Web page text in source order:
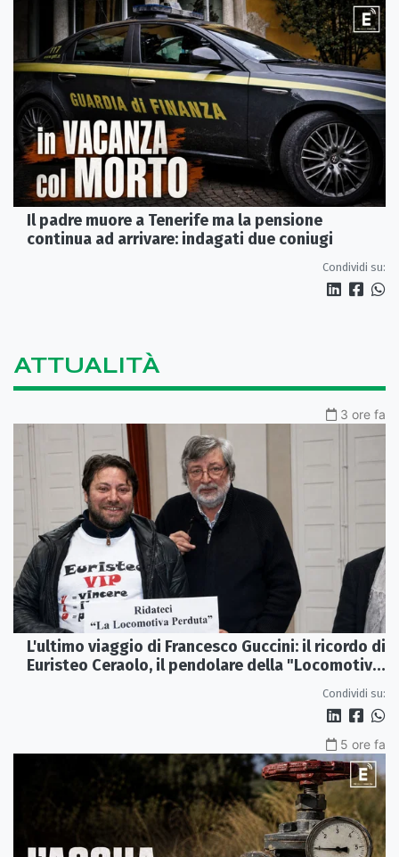
Il padre muore a Tenerife ma la pensione
continua ad arrivare: indagati due coniugi
Condividi su:
ATTUALITÀ
3 ore fa
L'ultimo viaggio di Francesco Guccini: il ricordo di
Euristeo Ceraolo, il pendolare della "Locomotiva
Condividi su:
5 ore fa